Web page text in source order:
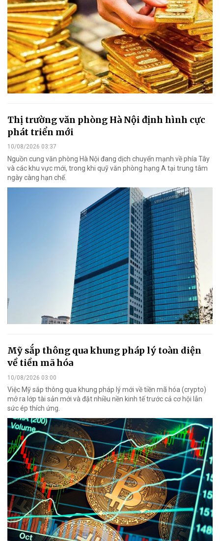
Thị trường văn phòng Hà Nội định hình cực
phát triển mới
10/08/2026 03:37
Nguồn cung văn phòng Hà Nội đang dịch chuyển mạnh về phía Tây
và các khu vực mới, trong khi quỹ văn phòng hạng A tại trung tâm
ngày càng hạn chế.
Mỹ sắp thông qua khung pháp lý toàn diện
về tiền mã hóa
10/08/2026 03:00
Việc Mỹ sắp thông qua khung pháp lý mới về tiền mã hóa (crypto)
mở ra lớp tài sản mới và đặt nhiều nền kinh tế trước cả cơ hội lẫn
sức ép thích ứng.